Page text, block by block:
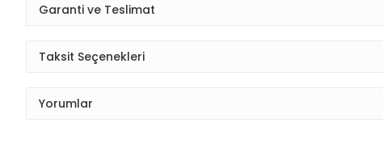
Garanti ve Teslimat
Taksit Seçenekleri
Yorumlar